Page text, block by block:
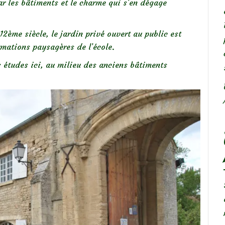
les bâtiments et le charme qui s’en dégage
siècle, le jardin privé ouvert au public est
paysagères de l’école.
ici, au milieu des anciens bâtiments